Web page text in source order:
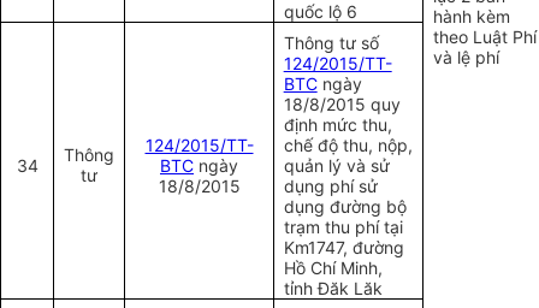
hành kèm
theo Luật Phí
và lệ phí
quốc lộ 6
34
Thông
tư
124/2015/TT-
BTC ngày
18/8/2015
Thông tư số
124/2015/TT-
BTCngày
18/8/2015 quy
định mức thu,
chế độ thu, nộp,
quản lý và sử
dụng phí sử
dụng đường bộ
trạm thu phí tại
Km1747, đường
Hồ Chí Minh,
tỉnh Đăk Lăk